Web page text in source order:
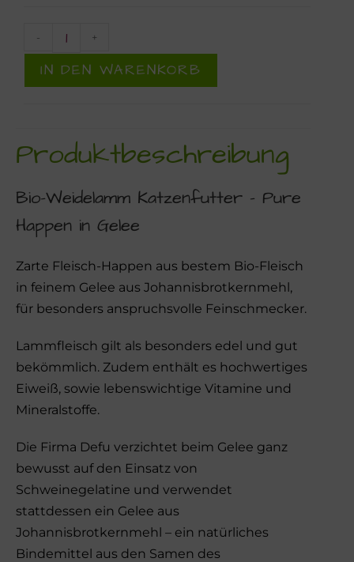
- +
IN DEN WARENKORB
Produktbeschreibung
Bio-Weidelamm Katzenfutter – Pure
Happen in Gelee
Zarte Fleisch-Happen aus bestem Bio-Fleisch
in feinem Gelee aus Johannisbrotkernmehl,
für besonders anspruchsvolle Feinschmecker.
Lammfleisch gilt als besonders edel und gut
bekömmlich. Zudem enthält es hochwertiges
Eiweiß, sowie lebenswichtige Vitamine und
Mineralstoffe.
Die Firma Defu verzichtet beim Gelee ganz
bewusst auf den Einsatz von
Schweinegelatine und verwendet
stattdessen ein Gelee aus
Johannisbrotkernmehl – ein natürliches
Bindemittel aus den Samen des